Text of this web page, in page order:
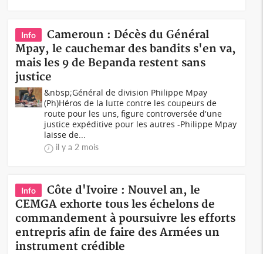
Info
Cameroun : Décès du Général
Mpay, le cauchemar des bandits s'en va,
mais les 9 de Bepanda restent sans
justice
&nbsp;Général de division Philippe Mpay
(Ph)Héros de la lutte contre les coupeurs de
route pour les uns, figure controversée d'une
justice expéditive pour les autres -Philippe Mpay
laisse de...
il y a 2 mois
Info
Côte d'Ivoire : Nouvel an, le
CEMGA exhorte tous les échelons de
commandement à poursuivre les efforts
entrepris afin de faire des Armées un
instrument crédible